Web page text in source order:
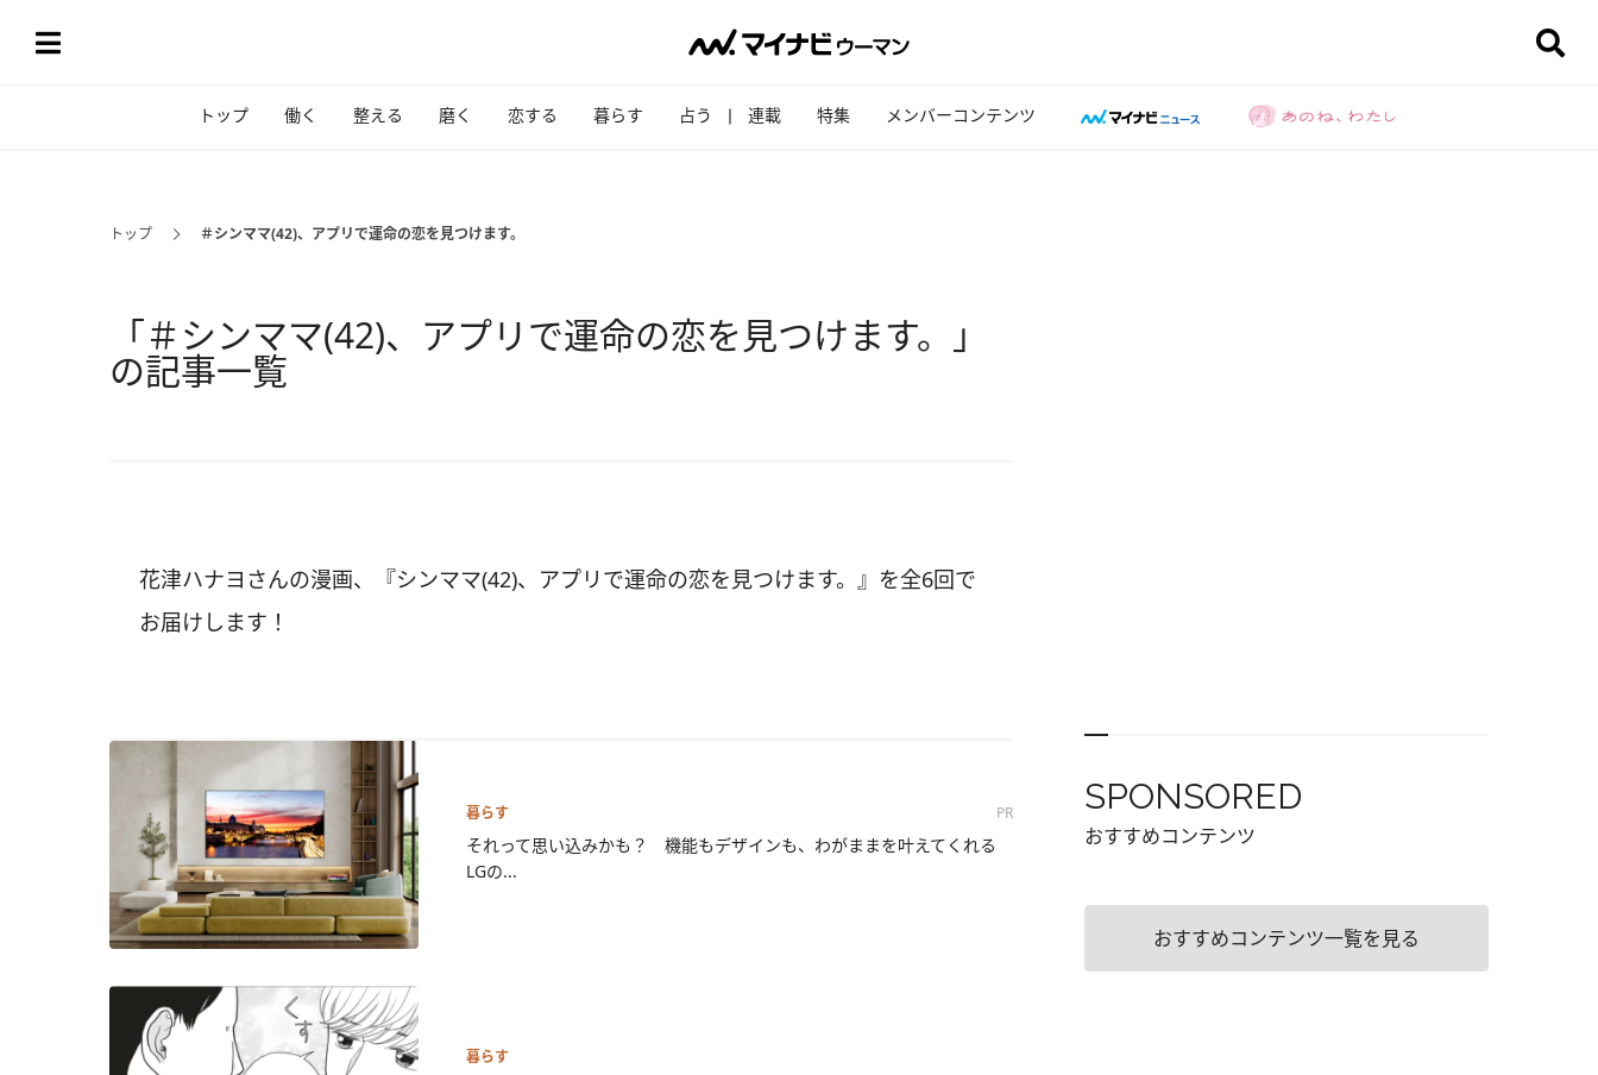
トップ 働く 整える 磨く 恋する 暮らす 占う 連載 特集 メンバーコンテンツ
トップ ＃シンママ(42)、アプリで運命の恋を見つけます。
「＃シンママ(42)、アプリで運命の恋を見つけます。」
の記事一覧
花津ハナヨさんの漫画、『シンママ(42)、アプリで運命の恋を見つけます。』を全6回で
お届けします！
暮らす PR
それって思い込みかも？ 機能もデザインも、わがままを叶えてくれる
LGの...
暮らす
SPONSORED
おすすめコンテンツ
おすすめコンテンツ一覧を見る